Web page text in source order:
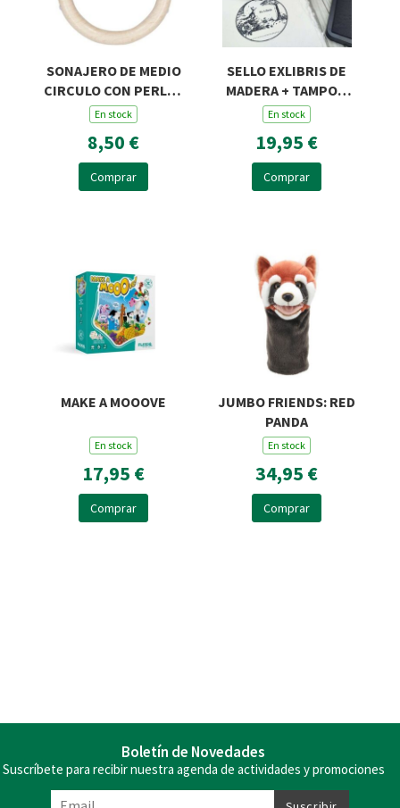
SONAJERO DE MEDIO
CIRCULO CON PERLAS
Y DOS ANILLAS
En stock
8,50 €
Comprar
SELLO EXLIBRIS DE
MADERA + TAMPON
ROSA Y ZORRO R45
En stock
19,95 €
Comprar
MAKE A MOOOVE
En stock
17,95 €
Comprar
JUMBO FRIENDS: RED
PANDA
En stock
34,95 €
Comprar
Boletín de Novedades
Suscríbete para recibir nuestra agenda de actividades y promociones